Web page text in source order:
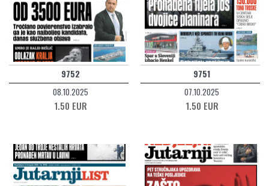
9752
08.10.2025
1.50 EUR
9751
07.10.2025
1.50 EUR